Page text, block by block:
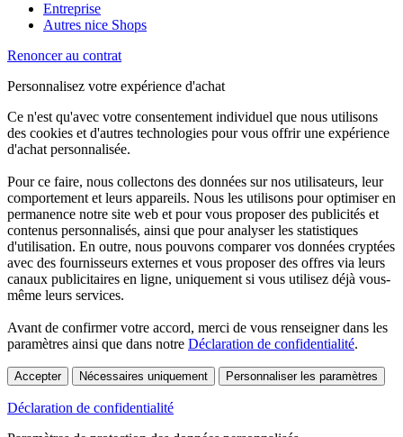
Entreprise
Autres nice Shops
Renoncer au contrat
Personnalisez votre expérience d'achat
Ce n'est qu'avec votre consentement individuel que nous utilisons
des cookies et d'autres technologies pour vous offrir une expérience
d'achat personnalisée.
Pour ce faire, nous collectons des données sur nos utilisateurs, leur
comportement et leurs appareils. Nous les utilisons pour optimiser en
permanence notre site web et pour vous proposer des publicités et
contenus personnalisés, ainsi que pour analyser les statistiques
d'utilisation. En outre, nous pouvons comparer vos données cryptées
avec des fournisseurs externes et vous proposer des offres via leurs
canaux publicitaires en ligne, uniquement si vous utilisez déjà vous-
même leurs services.
Avant de confirmer votre accord, merci de vous renseigner dans les
paramètres ainsi que dans notre Déclaration de confidentialité.
Accepter Nécessaires uniquement Personnaliser les paramètres
Déclaration de confidentialité